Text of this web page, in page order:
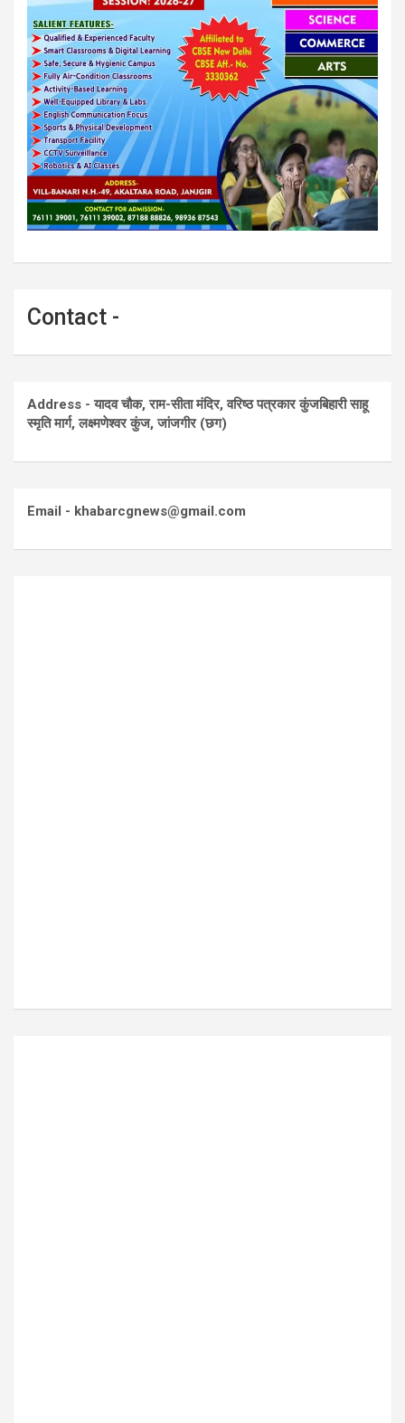
Contact -
Address - यादव चौक, राम-सीता मंदिर, वरिष्ठ पत्रकार कुंजबिहारी साहू
स्मृति मार्ग, लक्ष्मणेश्वर कुंज, जांजगीर (छग)
Email - khabarcgnews@gmail.com